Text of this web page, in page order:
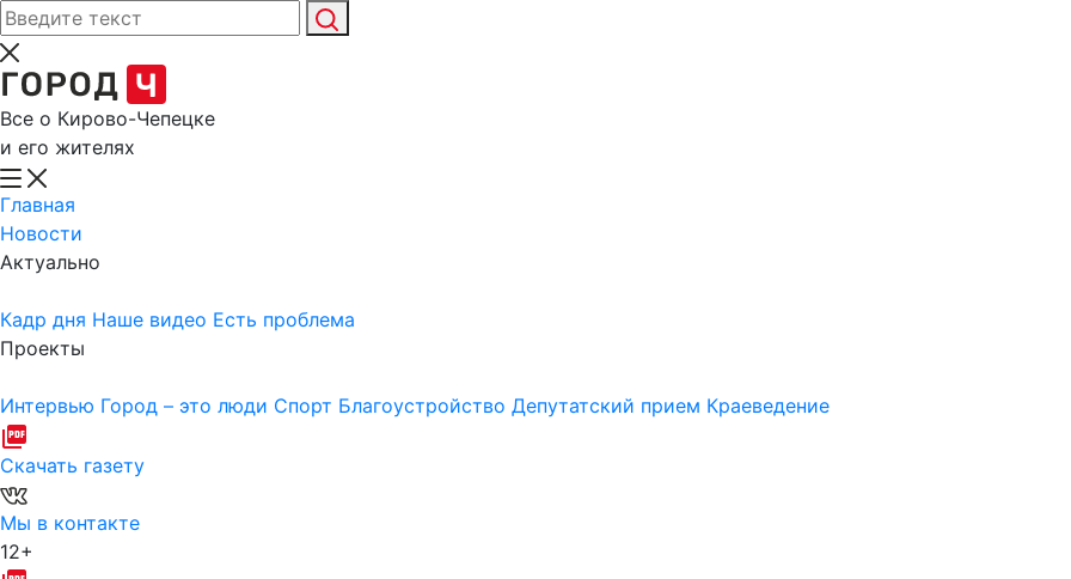
Все о Кирово-Чепецке
и его жителях
Главная
Новости
Актуально
Кадр дня Наше видео Есть проблема
Проекты
Интервью Город – это люди Спорт Благоустройство Депутатский прием Краеведение
Скачать газету
Мы в контакте
12+